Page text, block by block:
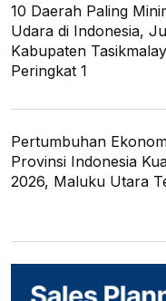
10 Daerah Paling
Udara di Indonesia,
Kabupaten
Peringkat 1
Pertumbuhan
Provinsi Indonesia
2026, Maluku Utara